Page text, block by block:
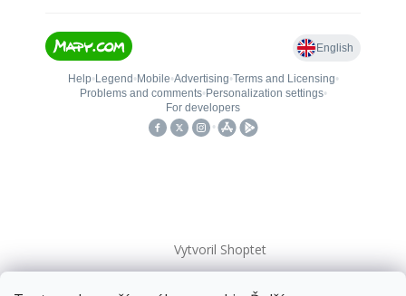
Vytvoril Shoptet